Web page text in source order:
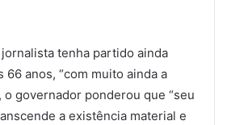
tenha partido ainda
66 anos, “com muito ainda a
o governador ponderou que “seu
a existência material e